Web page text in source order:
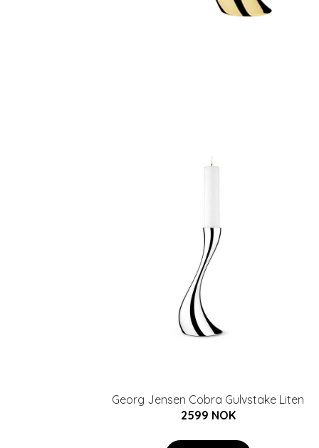
Georg Jensen Cobra Gulvstake Liten
2599 NOK